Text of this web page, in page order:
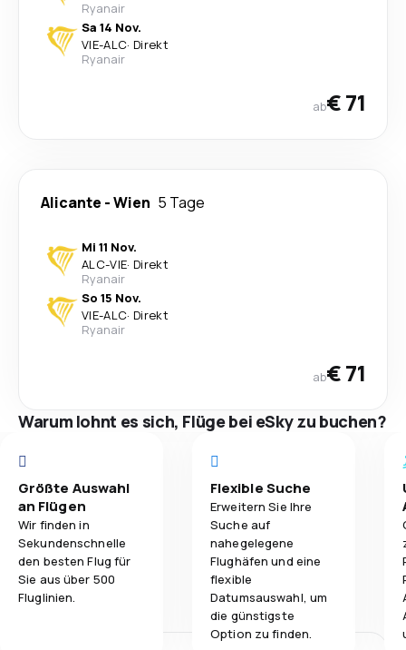
Ryanair
Sa 14 Nov.
VIE-ALC· Direkt
Ryanair
ab€ 71
Alicante -Wien 5 Tage
Mi 11 Nov.
ALC-VIE· Direkt
Ryanair
So 15 Nov.
VIE-ALC· Direkt
Ryanair
ab€ 71
Warum lohnt es sich, Flüge bei eSky zu buchen?
Größte Auswahl
an Flügen
Wir finden in
Sekundenschnelle
den besten Flug für
Sie aus über 500
Fluglinien.
Flexible Suche
Erweitern Sie Ihre
Suche auf
nahegelegene
Flughäfen und eine
flexible
Datumsauswahl, um
die günstigste
Option zu finden.